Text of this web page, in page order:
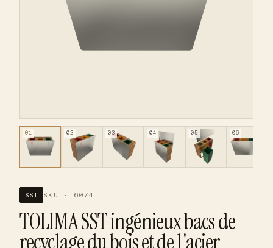
01 02 03 04 05 06
SST SKU · 6074
TOLIMA SST ingénieux bacs de
recyclage du bois et de l'acier